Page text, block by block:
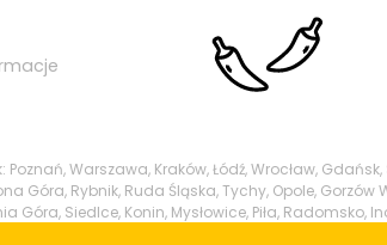
Warszawa, Kraków, Łódź, Wrocław,
Góra, Rybnik, Ruda Śląska, Tychy, Opole,
Góra, Siedlce, Konin, Mysłowice, Piła,